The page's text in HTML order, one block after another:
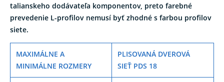
talianskeho dodávateľa komponentov, preto farebné
prevedenie L-profilov nemusí byť zhodné s farbou profilov
siete.
MAXIMÁLNE A
MINIMÁLNE ROZMERY
PLISOVANÁ DVEROVÁ
SIEŤ PDS 18